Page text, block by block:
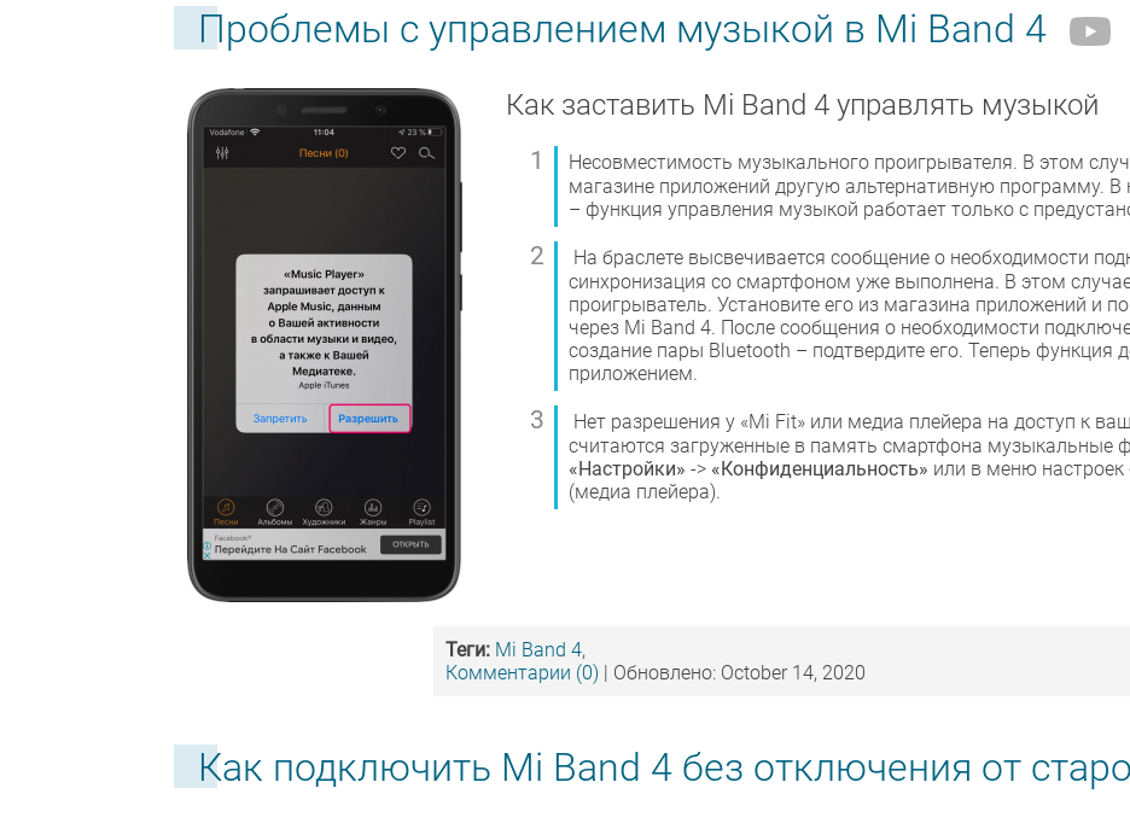
Проблемы с управлением музыкой в Mi Band 4
Как заставить Mi Band 4 управлять музыкой
Несовместимость музыкального проигрывателя. В этом
магазине приложений другую альтернативную программу.
– функция управления музыкой работает только с
На браслете высвечивается сообщение о необходимости
синхронизация со смартфоном уже выполнена. В этом
проигрыватель. Установите его из магазина приложений и
через Mi Band 4. После сообщения о необходимости
создание пары Bluetooth – подтвердите его. Теперь функция
приложением.
Нет разрешения у «Mi Fit» или медиа плейера на доступ к
считаются загруженные в память смартфона музыкальные
«Настройки» -> «Конфиденциальность» или в меню
(медиа плейера).
Теги: Mi Band 4,
Комментарии (0) | Обновлено: October 14, 2020
Как подключить Mi Band 4 без отключения от